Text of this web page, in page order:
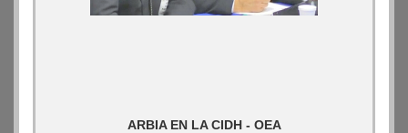
ARBIA EN LA CIDH - OEA